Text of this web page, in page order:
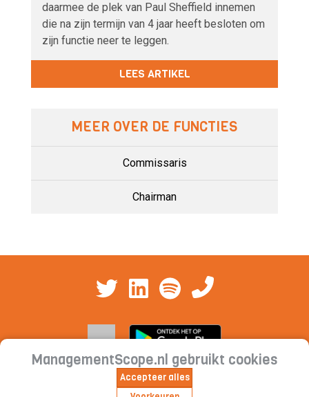
daarmee de plek van Paul Sheffield innemen
die na zijn termijn van 4 jaar heeft besloten om
zijn functie neer te leggen.
LEES ARTIKEL
MEER OVER DE FUNCTIES
Commissaris
Chairman
Cookieverklaring | Privacyverklaring |
ManagementScope.nl gebruikt cookies
Accepteer alles